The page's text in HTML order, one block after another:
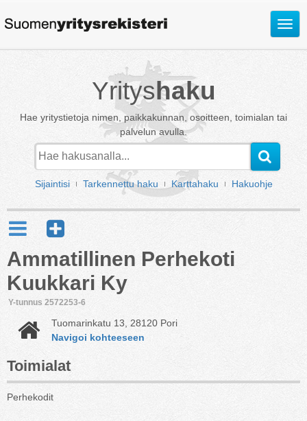
Avaa
Yrityshaku
Hae yritystietoja nimen, paikkakunnan, osoitteen, toimialan tai
palvelun avulla.
Sijaintisi Tarkennettu haku Karttahaku Hakuohje
Ammatillinen Perhekoti
Kuukkari Ky
Y-tunnus 2572253-6
Tuomarinkatu 13, 28120 Pori
Navigoi kohteeseen
Toimialat
Perhekodit